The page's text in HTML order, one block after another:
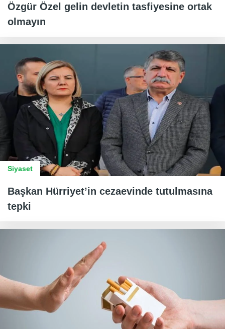
Özgür Özel gelin devletin tasfiyesine ortak
olmayın
Siyaset
Başkan Hürriyet’in cezaevinde tutulmasına
tepki